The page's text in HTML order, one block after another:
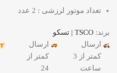
تعداد موتور لرزشی : 2 عدد
برند: TSCO | تسکو
ارسال
کمتر از 3
ساعت
ارسال
کمتر از
24